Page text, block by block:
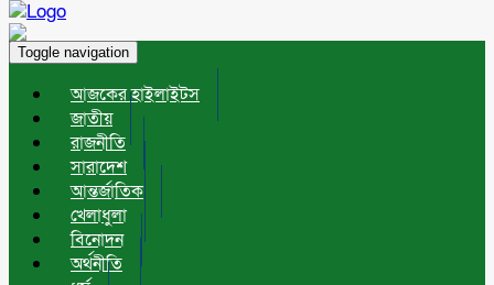
Toggle navigation
আজকের হাইলাইটস
জাতীয়
রাজনীতি
সারাদেশ
আন্তর্জাতিক
খেলাধুলা
বিনোদন
অর্থনীতি